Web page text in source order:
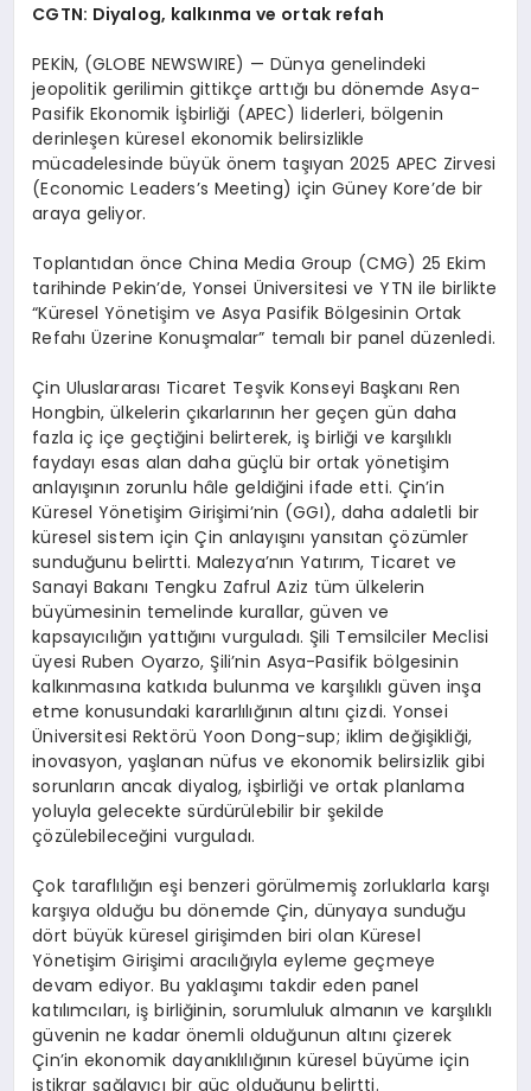
CGTN: Diyalog, kalkınma ve ortak refah
PEKİN, (GLOBE NEWSWIRE) — Dünya genelindeki
jeopolitik gerilimin gittikçe arttığı bu dönemde Asya-
Pasifik Ekonomik İşbirliği (APEC) liderleri, bölgenin
derinleşen küresel ekonomik belirsizlikle
mücadelesinde büyük önem taşıyan 2025 APEC Zirvesi
(Economic Leaders’s Meeting) için Güney Kore’de bir
araya geliyor.
Toplantıdan önce China Media Group (CMG) 25 Ekim
tarihinde Pekin’de, Yonsei Üniversitesi ve YTN ile birlikte
“Küresel Yönetişim ve Asya Pasifik Bölgesinin Ortak
Refahı Üzerine Konuşmalar” temalı bir panel düzenledi.
Çin Uluslararası Ticaret Teşvik Konseyi Başkanı Ren
Hongbin, ülkelerin çıkarlarının her geçen gün daha
fazla iç içe geçtiğini belirterek, iş birliği ve karşılıklı
faydayı esas alan daha güçlü bir ortak yönetişim
anlayışının zorunlu hâle geldiğini ifade etti. Çin’in
Küresel Yönetişim Girişimi’nin (GGI), daha adaletli bir
küresel sistem için Çin anlayışını yansıtan çözümler
sunduğunu belirtti. Malezya’nın Yatırım, Ticaret ve
Sanayi Bakanı Tengku Zafrul Aziz tüm ülkelerin
büyümesinin temelinde kurallar, güven ve
kapsayıcılığın yattığını vurguladı. Şili Temsilciler Meclisi
üyesi Ruben Oyarzo, Şili’nin Asya-Pasifik bölgesinin
kalkınmasına katkıda bulunma ve karşılıklı güven inşa
etme konusundaki kararlılığının altını çizdi. Yonsei
Üniversitesi Rektörü Yoon Dong-sup; iklim değişikliği,
inovasyon, yaşlanan nüfus ve ekonomik belirsizlik gibi
sorunların ancak diyalog, işbirliği ve ortak planlama
yoluyla gelecekte sürdürülebilir bir şekilde
çözülebileceğini vurguladı.
Çok taraflılığın eşi benzeri görülmemiş zorluklarla karşı
karşıya olduğu bu dönemde Çin, dünyaya sunduğu
dört büyük küresel girişimden biri olan Küresel
Yönetişim Girişimi aracılığıyla eyleme geçmeye
devam ediyor. Bu yaklaşımı takdir eden panel
katılımcıları, iş birliğinin, sorumluluk almanın ve karşılıklı
güvenin ne kadar önemli olduğunun altını çizerek
Çin’in ekonomik dayanıklılığının küresel büyüme için
istikrar sağlayıcı bir güç olduğunu belirtti.